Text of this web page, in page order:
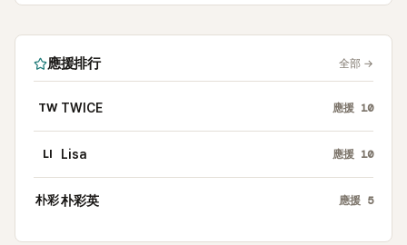
應援排行 全部 →
TW TWICE 應援 10
LI Lisa 應援 10
朴彩朴彩英 應援 5